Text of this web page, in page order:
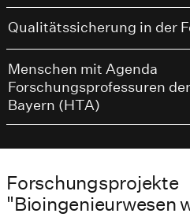
Qualitätssicherung in der
Menschen mit Agenda
Forschungsprofessuren
Bayern (HTA)
Forschungsprojekte
"Bioingenieurwesen